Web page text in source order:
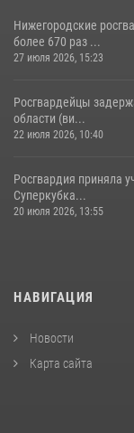
Нижегородские
более 670 раз ...
27 июля 2026, 15:23
Росгвардейцы
области (ви...
22 июля 2026, 10:40
Росгвардия приняла
Суперкубка...
20 июля 2026, 13:55
НАВИГАЦИЯ
Новости
Карта сайта